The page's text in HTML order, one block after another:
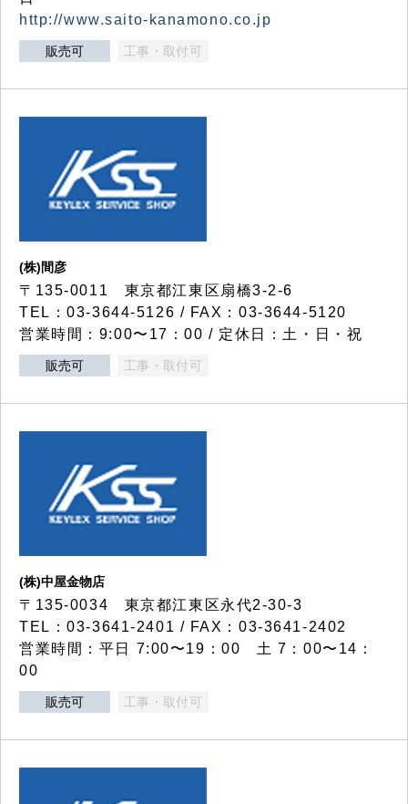
http://www.saito-kanamono.co.jp
販売可 工事・取付可
(株)間彦
〒135-0011 東京都江東区扇橋3-2-6
TEL：03-3644-5126 / FAX：03-3644-5120
営業時間：9:00〜17：00 / 定休日：土・日・祝
販売可 工事・取付可
(株)中屋金物店
〒135-0034 東京都江東区永代2-30-3
TEL：03-3641-2401 / FAX：03-3641-2402
営業時間：平日 7:00〜19：00 土 7：00〜14：
00
販売可 工事・取付可